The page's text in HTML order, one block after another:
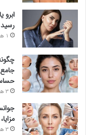
رسید
1 هفته پیش
3 هفته پیش
3 هفته پیش